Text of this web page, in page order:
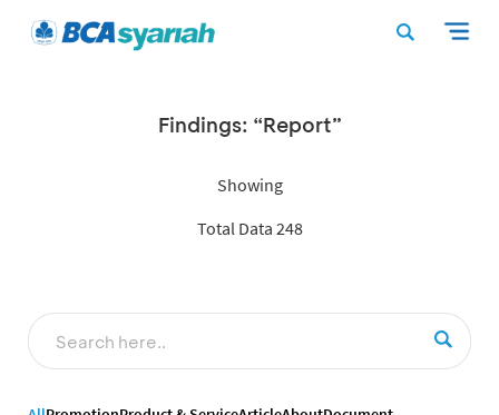
Findings: “Report”
Showing
Total Data 248